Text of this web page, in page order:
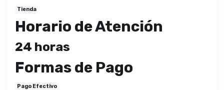
Tienda
Horario de Atención
24 horas
Formas de Pago
Pago Efectivo